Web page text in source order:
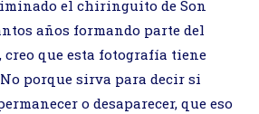
el chiringuito de Son
años formando parte del
creo que esta fotografía tiene
porque sirva para decir si
o desaparecer, que eso